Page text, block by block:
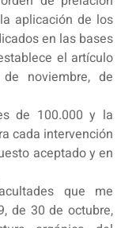
aplicación de los
en las bases
el artículo
noviembre, de
de 100.000 y la
cada intervención
aceptado y en
que me
de 30 de octubre,